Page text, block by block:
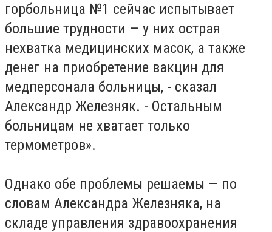
горбольница №1 сейчас испытывает
большие трудности — у них острая
нехватка медицинских масок, а также
денег на приобретение вакцин для
медперсонала больницы, - сказал
Александр Железняк. - Остальным
больницам не хватает только
термометров».
Однако обе проблемы решаемы — по
словам Александра Железняка, на
складе управления здравоохранения